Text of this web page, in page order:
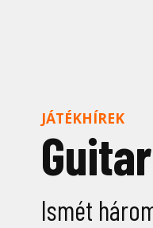
JÁTÉKHÍREK
Ismét